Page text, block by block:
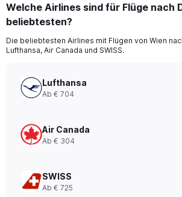
Range:
4
The
chart
Y
axis
values.
Range:
1560.
Welche Airlines sind für Flüge nach
beliebtesten?
Die beliebtesten Airlines mit Flügen von Wien
Lufthansa, Air Canada und SWISS.
Lufthansa
Ab € 704
Air Canada
Ab € 304
SWISS
Ab € 725